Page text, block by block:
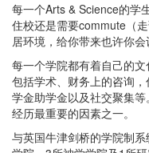
每一个Arts & Science的学
住校还是需要commute（
居环境，给你带来也许你会
每一个学院都有着自己的
包括学术、财务上的咨询
学金助学金以及社交聚集
经历最重要的因素之一。
与英国牛津剑桥的学院制